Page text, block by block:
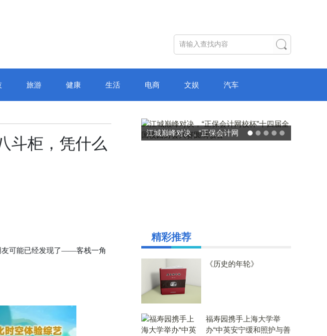
旅游 健康 生活 电商 文娱 汽车
斗柜，凭什么
可能已经发现了——客栈一角
破局“纸面教育”：理想树AI自
精彩推荐
《历史的年轮》
福寿园携手上海大学举
办“中英安宁缓和照护与善